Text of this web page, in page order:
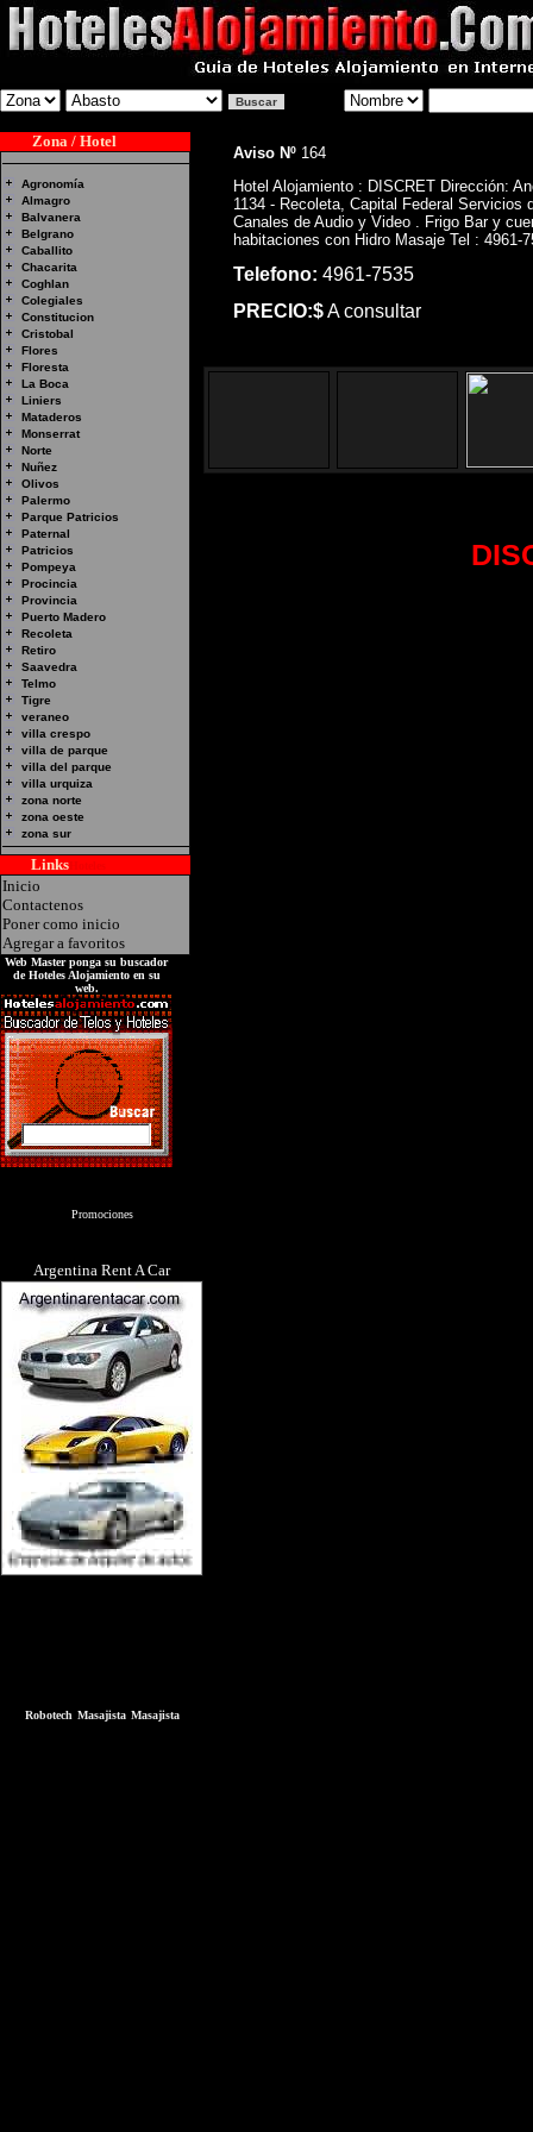
Zona / Hotel
Agronomía
Almagro
Balvanera
Belgrano
Caballito
Chacarita
Coghlan
Colegiales
Constitucion
Cristobal
Flores
Floresta
La Boca
Liniers
Mataderos
Monserrat
Norte
Nuñez
Olivos
Palermo
Parque Patricios
Paternal
Patricios
Pompeya
Procincia
Provincia
Puerto Madero
Recoleta
Retiro
Saavedra
Telmo
Tigre
veraneo
villa crespo
villa de parque
villa del parque
villa urquiza
zona norte
zona oeste
zona sur
Links
Inicio
Contactenos
Poner como inicio
Agregar a favoritos
Web Master ponga su buscador
de Hoteles Alojamiento en su
web.
Promociones
Argentina Rent A Car
Robotech Masajista Masajista
Aviso Nº 164
Hotel Alojamiento : DISCRET Dirección:
1134 - Recoleta, Capital Federal Servicios
Canales de Audio y Video . Frigo Bar y
habitaciones con Hidro Masaje Tel : 4961-
Telefono: 4961-7535
PRECIO:$A consultar